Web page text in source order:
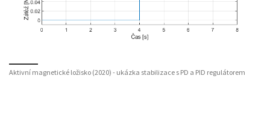
Aktivní magnetické ložisko (2020) - ukázka stabilizace s PD a PID regulátorem